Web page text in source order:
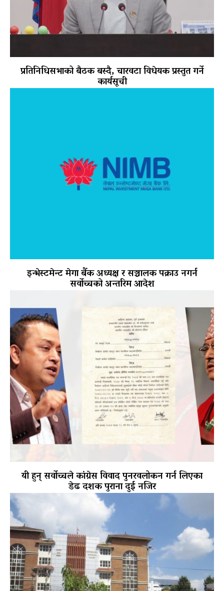
प्रतिनिधिसभाको बैठक बस्दै, चारवटा विधेयक प्रस्तुत गर्ने
कार्यसूची
इन्भेस्टमेन्ट मेगा बैंक अध्यक्ष र सञ्चालक पक्राउ नगर्न
सर्वोच्चको अन्तरिम आदेश
यी हुन् सर्वोच्चले कांग्रेस विवाद पुनरवलोकन गर्न लिएका
डेढ दशक पुराना दुई नजिर